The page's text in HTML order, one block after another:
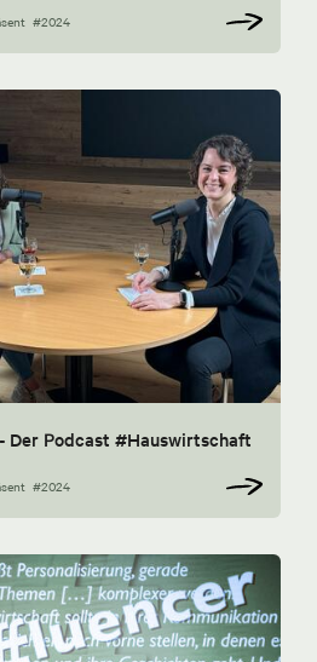
#2024
Der Podcast #Hauswirtschaft
#2024